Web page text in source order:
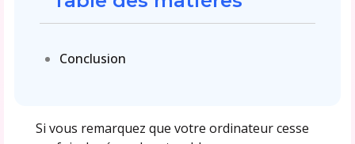
Conclusion
Si vous remarquez que votre ordinateur cesse